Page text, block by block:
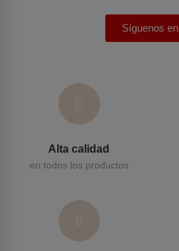
Síguenos en
Alta calidad
en todos los productos